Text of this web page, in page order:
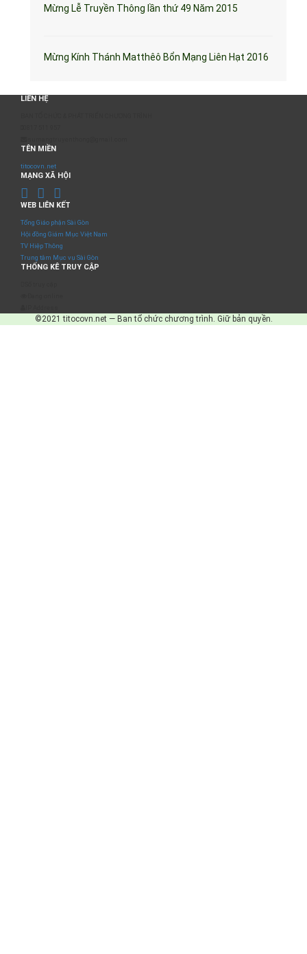
Mừng Lễ Truyền Thông lần thứ 49 Năm 2015
Mừng Kính Thánh Matthêô Bổn Mạng Liên Hạt 2016
LIÊN HỆ
TÊN MIỀN
titocovn.net
MẠNG XÃ HỘI
WEB LIÊN KẾT
Tổng Giáo phận Sài Gòn
Hội đồng Giám Mục Việt Nam
TV Hiệp Thông
Trung tâm Mục vụ Sài Gòn
THỐNG KÊ TRUY CẬP
©2021 titocovn.net — Ban tổ chức chương trình. Giữ bản quyền.